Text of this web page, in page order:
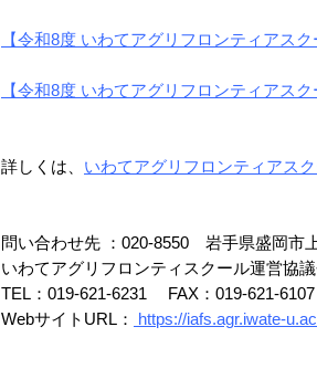
【令和8度 いわてアグリフロンティアスク
【令和8度 いわてアグリフロンティアスク
詳しくは、 いわてアグリフロンティアス
問い合わせ先 ：020-8550 岩手県盛岡市
いわてアグリフロンティスクール運営協
TEL：019-621-6231 FAX：019-621-6107
WebサイトURL：
https://iafs.agr.iwate-